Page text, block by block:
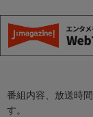
番組内容、放送時
す。